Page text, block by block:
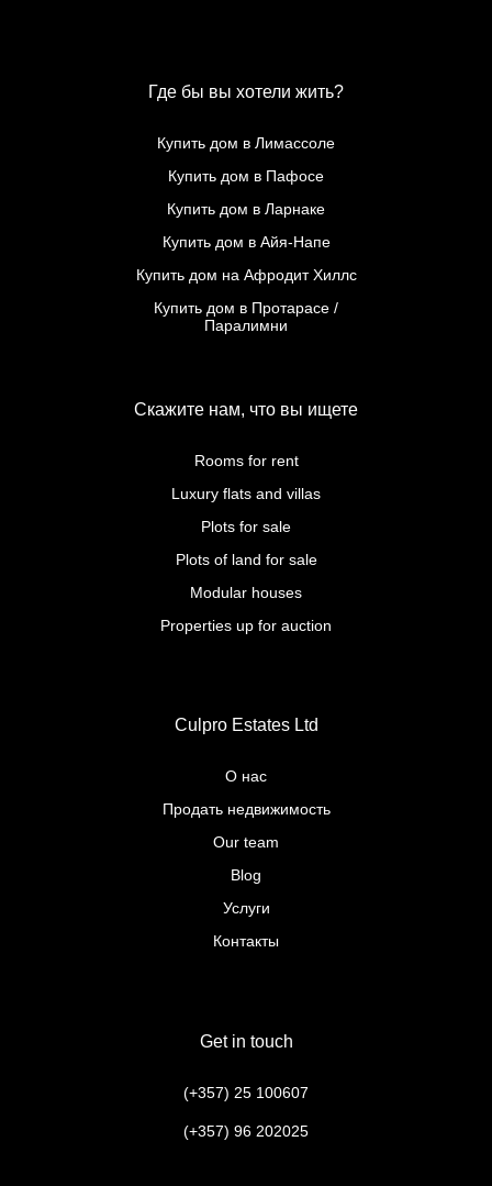
Где бы вы хотели жить?
Скажите нам, что вы ищете
Culpro Estates Ltd
Get in touch
Купить дом в Лимассоле
Купить дом в Пафосе
Купить дом в Ларнаке
Купить дом в Айя-Напе
Купить дом на Афродит Хиллс
Купить дом в Протарасе /
Паралимни
Rooms for rent
Luxury flats and villas
Plots for sale
Plots of land for sale
Modular houses
Properties up for auction
О нас
Продать недвижимость
Our team
Blog
Услуги
Контакты
(+357) 25 100607
(+357) 96 202025